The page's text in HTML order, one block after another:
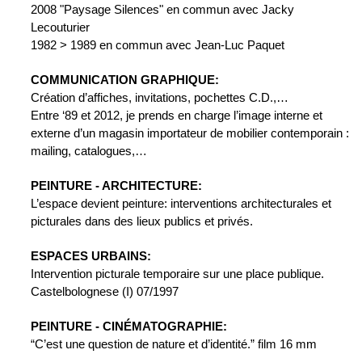
2008 "Paysage Silences" en commun avec Jacky
Lecouturier
1982 > 1989 en commun avec Jean-Luc Paquet
COMMUNICATION GRAPHIQUE:
Création d’affiches, invitations, pochettes C.D.,…
Entre ‘89 et 2012, je prends en charge l’image interne et
externe d’un magasin importateur de mobilier contemporain :
mailing, catalogues,…
PEINTURE - ARCHITECTURE:
L’espace devient peinture: interventions architecturales et
picturales dans des lieux publics et privés.
ESPACES URBAINS:
Intervention picturale temporaire sur une place publique.
Castelbolognese (I) 07/1997
PEINTURE - CINÉMATOGRAPHIE:
“C’est une question de nature et d’identité.” film 16 mm